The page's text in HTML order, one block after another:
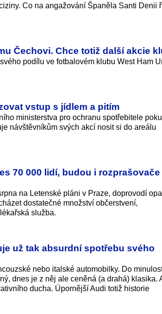
Co na angažování Španěla Santi Denii
Čechovi. Chce totiž další akcie
podílu ve fotbalovém klubu West Ham
vstup s jídlem a pitím
ministerstva pro ochranu spotřebitele
návštěvníkům svých akcí nosit si do areálu
70 000 lidí, budou i rozprašovače
na Letenské pláni v Praze, doprovodí
dostatečné množství občerstvení,
služba.
už tak absurdní spotřebu svého
nebo italské automobilky. Do
dnes je z něj ale ceněná (a drahá) klasika.
ducha. Úpornější Audi totiž historie